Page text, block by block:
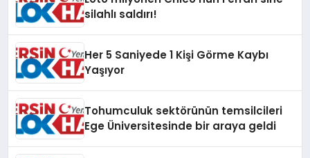
silahlı saldırı!
Her 5 Saniyede 1 Kişi Görme Kaybı
Yaşıyor
Tohumculuk sektörünün temsilcileri
Ege Üniversitesinde bir araya geldi